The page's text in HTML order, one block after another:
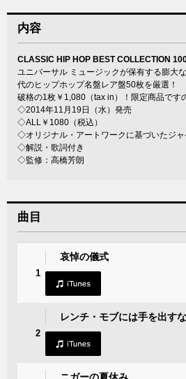
内容
CLASSIC HIP HOP BEST COLLECTION
ユニバーサル ミュージックが保有する膨大
代のヒップホップ名盤レア盤50枚を厳選！
破格の1枚￥1,080（tax in）！限定商品です
◇2014年11月19日（水）発売
◇ALL￥1080（税込）
◇オリジナル・アートワークに基づいたジャ
◇解説・歌詞付き
◇監修：高橋芳朗
曲目
1
哀悼の儀式
2
レンチ・モブには手を出すな